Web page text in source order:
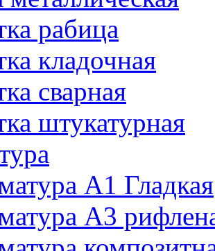
рабица
кладочная
сварная
штукатурная
А1 Гладкая
А3